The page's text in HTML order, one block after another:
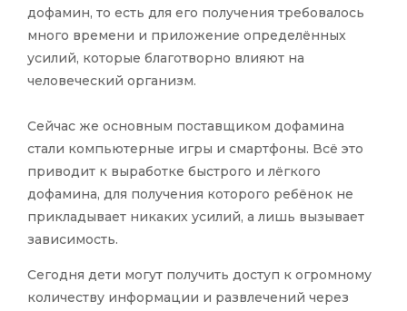
дофамин, то есть для его получения требовалось
много времени и приложение определённых
усилий, которые благотворно влияют на
человеческий организм.
Сейчас же основным поставщиком дофамина
стали компьютерные игры и смартфоны. Всё это
приводит к выработке быстрого и лёгкого
дофамина, для получения которого ребёнок не
прикладывает никаких усилий, а лишь вызывает
зависимость.
Сегодня дети могут получить доступ к огромному
количеству информации и развлечений через